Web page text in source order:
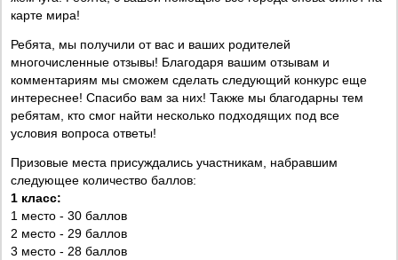
карте мира!
Ребята, мы получили от вас и ваших родителей
многочисленные отзывы! Благодаря вашим отзывам и
комментариям мы сможем сделать следующий конкурс еще
интереснее! Спасибо вам за них! Также мы благодарны тем
ребятам, кто смог найти несколько подходящих под все
условия вопроса ответы!
Призовые места присуждались участникам, набравшим
следующее количество баллов:
1 класс:
1 место - 30 баллов
2 место - 29 баллов
3 место - 28 баллов